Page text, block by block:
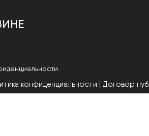
конфиденциальности | Договор